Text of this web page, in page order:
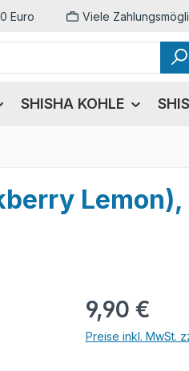
Euro Viele
SHISHA KOHLE
Regulärer Preis:
9,90 €
Preise inkl. MwSt.